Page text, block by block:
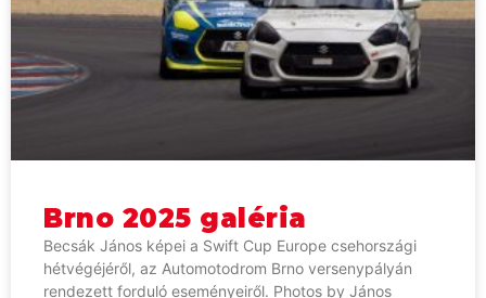
Brno 2025 galéria
Becsák János képei a Swift Cup Europe csehországi
hétvégéjéről, az Automotodrom Brno versenypályán
rendezett forduló eseményeiről. Photos by János